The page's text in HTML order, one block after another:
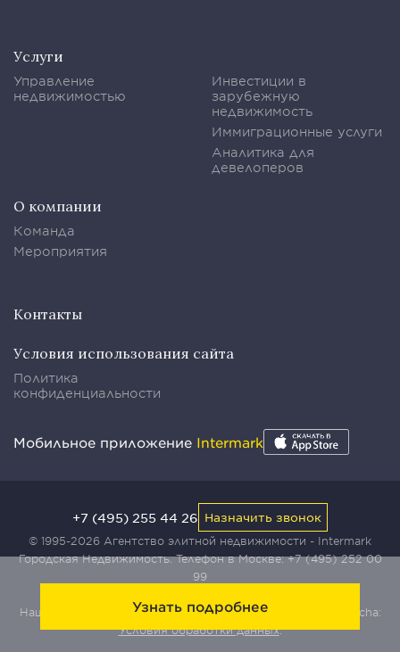
Узнать подробнее
Услуги
Управление
недвижимостью
Инвестиции в
зарубежную
недвижимость
Иммиграционные услуги
Аналитика для
девелоперов
О компании
Команда
Мероприятия
Контакты
Условия использования сайта
Политика
конфиденциальности
Мобильное приложение Intermark
© 1995-2026 Агентство элитной недвижимости - Intermark
Городская Недвижимость. Телефон в Москве:+7 (495) 252 00
99
Наш сайт защищен с помощью сервиса Yandex SmartCaptcha:
Условия обработки данных.
+7 (495) 255 44 26 Назначить звонок